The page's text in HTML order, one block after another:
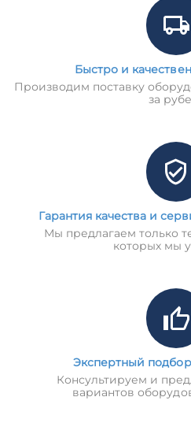
Быстро и
Производим поставку
за
Гарантия качества и
Мы предлагаем только
которых мы
Экспертный
Консультируем и
вариантов